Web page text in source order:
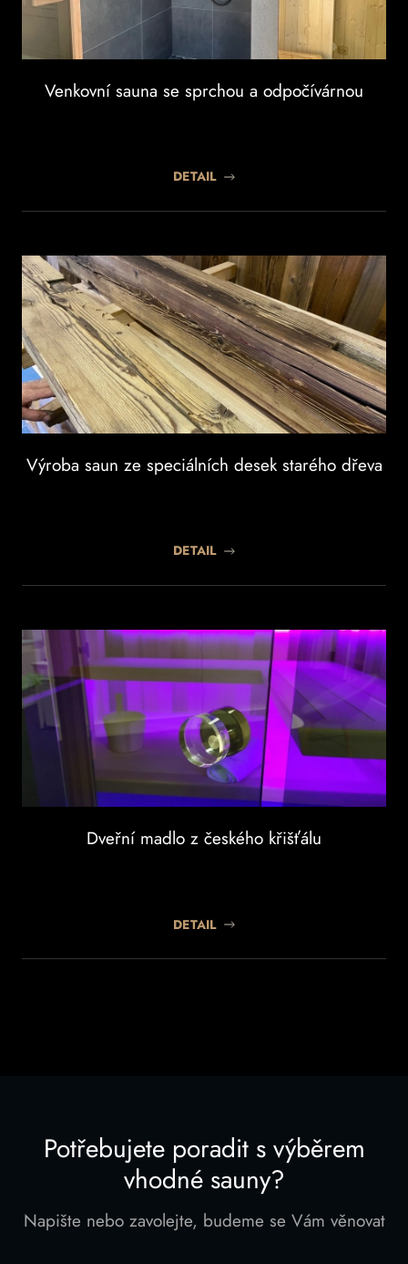
Venkovní sauna se sprchou a odpočívárnou
DETAIL
Výroba saun ze speciálních desek starého dřeva
DETAIL
Dveřní madlo z českého křišťálu
DETAIL
Potřebujete poradit s výběrem
vhodné sauny?
Napište nebo zavolejte, budeme se Vám věnovat